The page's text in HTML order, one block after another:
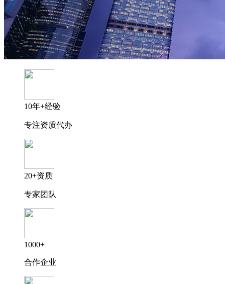
10年+经验
专注资质代办
20+资质
专家团队
1000+
合作企业